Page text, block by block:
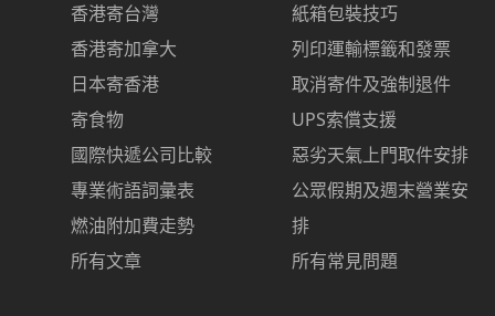
香港寄台灣
香港寄加拿大
日本寄香港
寄食物
國際快遞公司比較
專業術語詞彙表
燃油附加費走勢
所有文章
紙箱包裝技巧
列印運輸標籤和發票
取消寄件及強制退件
UPS索償支援
惡劣天氣上門取件安排
公眾假期及週末營業安
排
所有常見問題